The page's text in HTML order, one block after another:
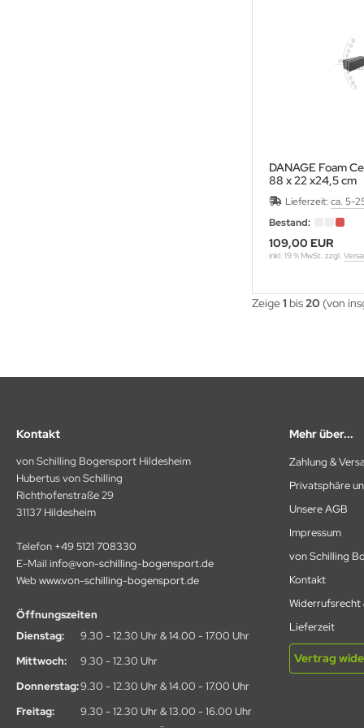
DANAGE Foam
88 x 22 x24,5 cm
Lieferzeit: ca. 5-
Bestand:
109,00 EUR
inkl. 19 % MwSt. zzgl.
Zeige1 bis20 (von
Kontakt
von Schilling Bogensport Hildesheim
Hubertus von Schilling
Richthofenstraße 29
31137 Hildesheim
Telefon +49 5121 708330
E-Mail info@von-schilling-bogensport.de
Web www.von-schilling-bogensport.de
Öffnungszeiten
Dienstag:
9.30 - 12.30 Uhr & 14.00 - 17.00 Uhr
Mittwoch:
9.30 - 12.30 Uhr
Donnerstag:9.30 - 12.30 Uhr & 14.00 - 17.00 Uhr
Freitag:
9.30 - 12.30 Uhr & 13.00 - 16.00 Uhr
Mehr über...
Zahlung &
Privatsphäre
Unsere AGB
Impressum
von Schilling
Kontakt
Widerrufsrecht
Lieferzeit
Vertrag
CHANCE ARCHERY
SAVER
BOGENSPORT